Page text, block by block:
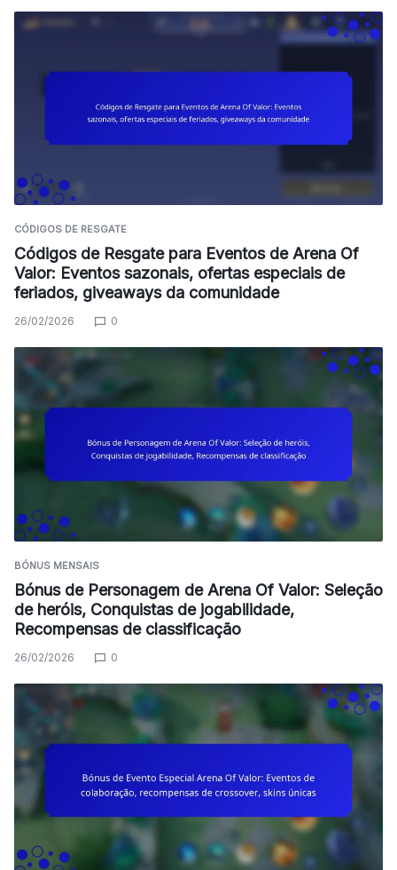
CÓDIGOS DE RESGATE
Códigos de Resgate para Eventos de Arena Of
Valor: Eventos sazonais, ofertas especiais de
feriados, giveaways da comunidade
26/02/2026 0
BÓNUS MENSAIS
Bónus de Personagem de Arena Of Valor: Seleção
de heróis, Conquistas de jogabilidade,
Recompensas de classificação
26/02/2026 0